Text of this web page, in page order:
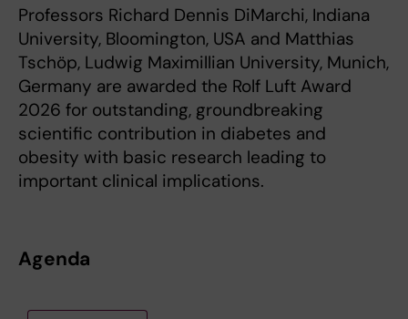
Professors Richard Dennis DiMarchi, Indiana
University, Bloomington, USA and Matthias
Tschöp, Ludwig Maximillian University, Munich,
Germany are awarded the Rolf Luft Award
2026 for outstanding, groundbreaking
scientific contribution in diabetes and
obesity with basic research leading to
important clinical implications.
Agenda